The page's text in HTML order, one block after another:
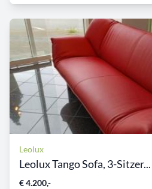
Leolux
Leolux Tango Sofa, 3-Sitzer...
€ 4.200,-